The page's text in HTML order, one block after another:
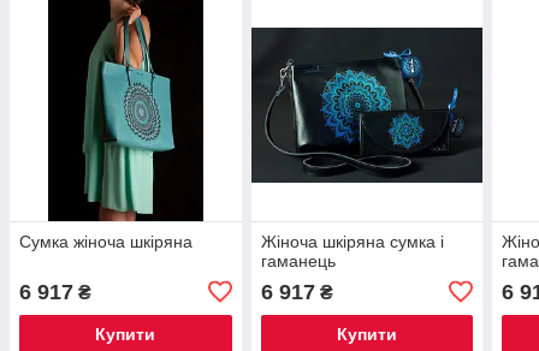
Сумка жіноча шкіряна
6 917 ₴
Купити
Жіноча шкіряна сумка і
гаманець
6 917₴
Купити
6